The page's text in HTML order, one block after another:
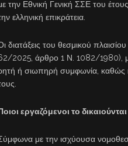
την Εθνική Γενική ΣΣΕ του
ελληνική επικράτεια.
διατάξεις του θεσμικού
2025, άρθρο 1 Ν. 1082/1980), με
ή σιωπηρή συμφωνία, καθώς
εργαζόμενοι το δικαιούνται
με την ισχύουσα